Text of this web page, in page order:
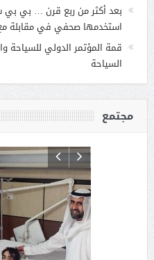
بعد أكثر من ربع قرن … بي
استخدمها صحفي في مقابلة مع
قمة المؤتمر الدولي للسياحة
السياحة
مجتمع